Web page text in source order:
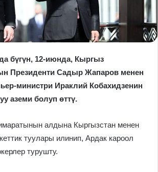
бүгүн, 12-июнда, Кыргыз
Президенти Садыр Жапаров менен
министри Ираклий Кобахидзенин
аземи болуп өттү.
алдына Кыргызстан менен
туулары илинип, Ардак кароол
турушту.